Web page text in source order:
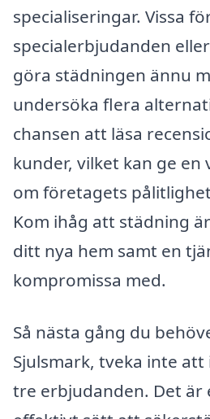
specialiseringar. Vissa
specialerbjudanden
göra städningen ännu
undersöka flera
chansen att läsa
kunder, vilket kan ge en
om företagets
Kom ihåg att städning
ditt nya hem samt en
kompromissa med.
Så nästa gång du
Sjulsmark, tveka inte
tre erbjudanden. Det är